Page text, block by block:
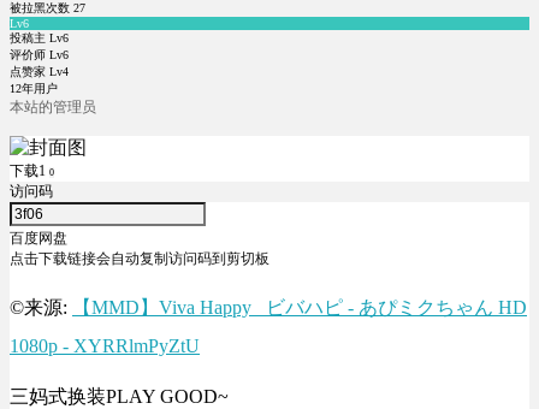
被拉黑次数 27
Lv6
投稿主 Lv6
评价师 Lv6
点赞家 Lv4
12年用户
本站的管理员
下载1 0
访问码
百度网盘
点击下载链接会自动复制访问码到剪切板
©来源:
【MMD】Viva Happy_ ビバハピ - あぴミクちゃん HD
1080p - XYRRlmPyZtU
三妈式换装PLAY GOOD~